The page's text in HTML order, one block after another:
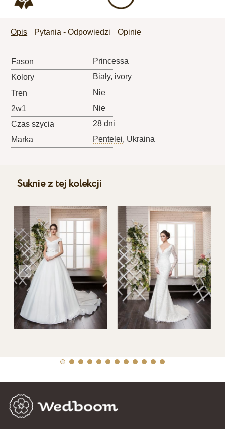
Opis Pytania - Odpowiedzi Opinie
Fason
Princessa
Kolory
Biały, ivory
Tren
Nie
2w1
Nie
Czas szycia
28 dni
Marka
Pentelei, Ukraina
Suknie z tej kolekcji